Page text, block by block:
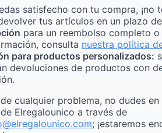
satisfecho con tu compra, ¡no
tus artículos en un plazo de
para un reembolso completo o
consulta nuestra política
para productos personalizados:
devoluciones de productos con
cualquier problema, no dudes
Elregalounico a través de
; ¡estaremos